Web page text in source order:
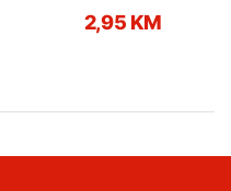
2,95 KM